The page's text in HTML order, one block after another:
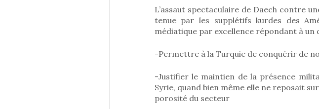
L’assaut spectaculaire de Daech contre
tenue par les supplétifs kurdes des
médiatique par excellence répondant à un
-Permettre à la Turquie de conquérir de
-Justifier le maintien de la présence
Syrie, quand bien même elle ne reposait
porosité du secteur